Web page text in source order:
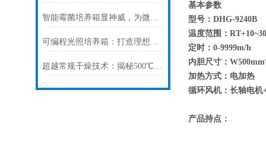
智能霉菌培养箱显神威，为微生物学研究保驾护航！
可编程光照培养箱：打造理想生长环境，提升作物品质
超越常规干燥技术：揭秘500℃高温真空干燥箱如何准确控制材料干燥过程
基本参数
型号：DHG-9240B
温度范围：
定时：0-9999m/h
内胆尺寸：W
加热方式：电加热
循环风机：长轴电机
产品持点：